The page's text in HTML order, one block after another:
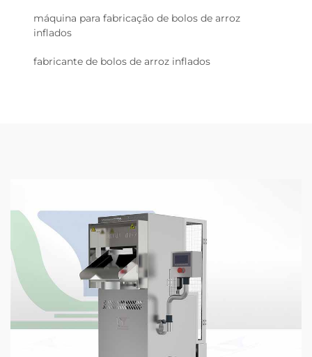
máquina para fabricação de bolos de arroz
inflados
fabricante de bolos de arroz inflados